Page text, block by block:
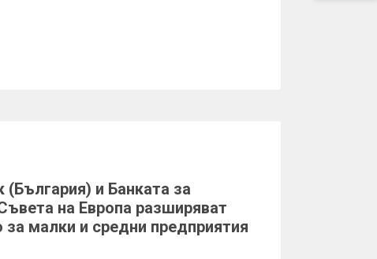
(България) и Банката за
на Европа разширяват
за малки и средни предприятия